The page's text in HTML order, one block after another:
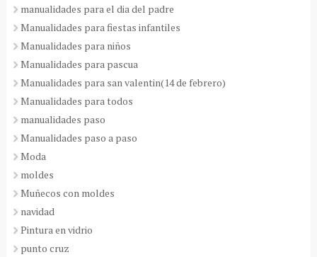
manualidades para el dia del padre
Manualidades para fiestas infantiles
Manualidades para niños
Manualidades para pascua
Manualidades para san valentin(14 de febrero)
Manualidades para todos
manualidades paso
Manualidades paso a paso
Moda
moldes
Muñecos con moldes
navidad
Pintura en vidrio
punto cruz